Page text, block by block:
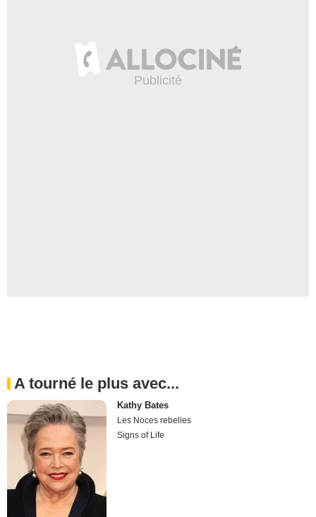
A tourné le plus avec...
Kathy Bates
Les Noces rebelles
Signs of Life